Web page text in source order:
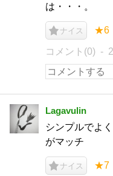
は・・・。
ナイス ★6
コメント(0)
Lagavulin
シンプルでよ
がマッチ
ナイス ★7